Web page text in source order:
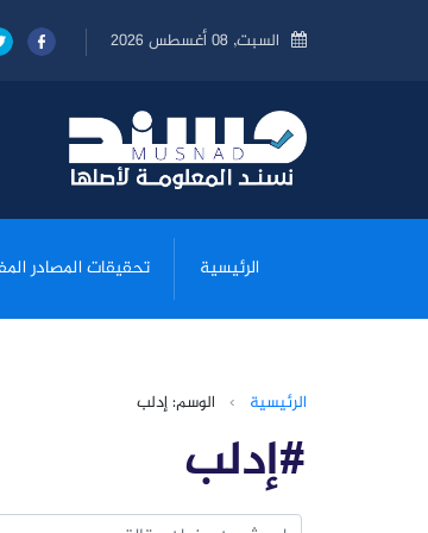
السبت, 08 أغسطس 2026
الرئيسية تحقيقات المصادر
الرئيسية › الوسم: إدلب
#إدلب